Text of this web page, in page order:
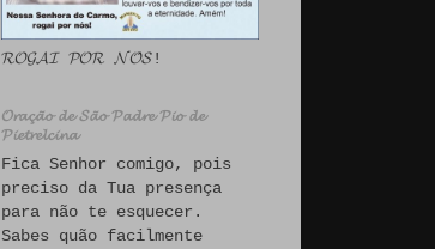
𝓡𝓞𝓖𝓐𝓘 𝓟𝓞𝓡 𝓝𝓞́𝓢!
𝓞𝓻𝓪𝓬̧𝓪̃𝓸 𝓭𝓮 𝓢𝓪̃𝓸 𝓟𝓪𝓭𝓻𝓮 𝓟𝓲𝓸 𝓭𝓮
𝓟𝓲𝓮𝓽𝓻𝓮𝓵𝓬𝓲𝓷𝓪
Fica Senhor comigo, pois
preciso da Tua presença
para não te esquecer.
Sabes quão facilmente